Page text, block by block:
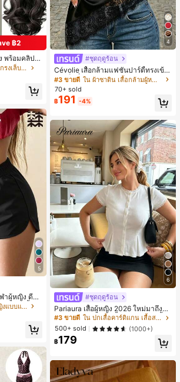
฿2
พร้อมคลิป เ
พร์ วิกผมห
ลลุ่ม
ใน โพลีเอสเตอร์ กรงเล็บผม
5
าผู้หญิง ดีไซ
เกงขาสั้น
ว 3/4
ใน กางเกงในผู้หญิงแบบแอคทีฟ
4
#ชุดฤดูร้อน
Cévolie เสื้อกล้ามแฟชั่นปาร์ตี้ทรงเข้า
รูป เซ็กซี่ คอเดรป คอคาวล์ จับย่น แต่ง
ลูกไม้ ดีไซน์ต่อผ้า เปิดหลัง แขนกุด
#3 ขายดี
ใน ผ้าซาติน เสื้อกล้ามผู้หญิง & Camis
70+ sold
฿191 -4%
6
#ชุดฤดูร้อน
Pariaura เสื้อผู้หญิง 2026 ใหม่มาถึงสีข
าวถักลายลูกไม้แขนสั้นกระดุมหน้าเสื้อเ
พพลัม - เสื้อเบลาส์ฤดูร้อนที่ยืดหยุ่นสูงเ
ข้ารูปพอดีตัวสำหรับใส่ในชีวิตประจำวั
น
#3 ขายดี
ใน ปกเสื้อคาร์ดิแกน เสื้อสตรี เสื้อเบลาส์ & Tee
500+ sold
(1000+)
฿179